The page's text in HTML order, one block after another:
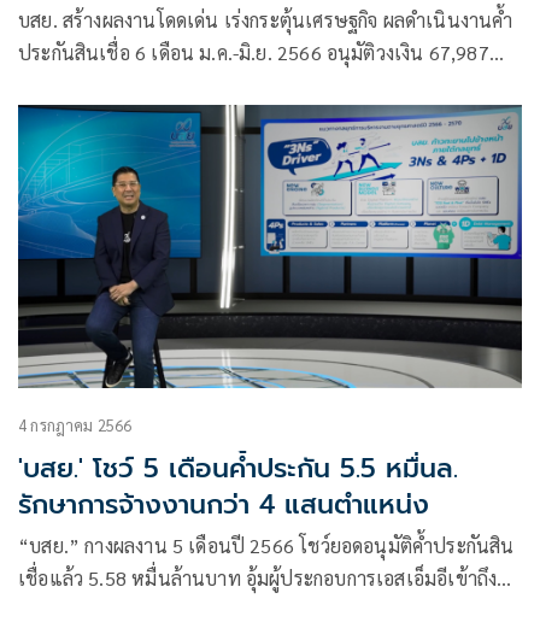
บสย. สร้างผลงานโดดเด่น เร่งกระตุ้นเศรษฐกิจ ผลดำเนินงานค้ำ
ประกันสินเชื่อ 6 เดือน ม.ค.-มิ.ย. 2566 อนุมัติวงเงิน 67,987
ประโยชน์ทางเศรษฐกิจ 280,786 ล้านบาท สร้างสินเชื่อสู่ระบบ
76,049 ล้านบาท รักษาการจ้างงานรวม 493,552 ตำแหน่ง เผย
แผนครึ่งปีหลังเดินเครื่อง 3 เร่ง “เร่งค้ำ เร่งพัฒนา เร่งยกระดับ”
ขับเคลื่อน Digital Technology เชื่อมดิจิทัลแพลตฟอร์ม สู่เป้า
หมาย SMEs Gateway
4 กรกฎาคม 2566
'บสย.' โชว์ 5 เดือนค้ำประกัน 5.5 หมื่นล.
รักษาการจ้างงานกว่า 4 แสนตำแหน่ง
“บสย.” กางผลงาน 5 เดือนปี 2566 โชว์ยอดอนุมัติค้ำประกันสิน
เชื่อแล้ว 5.58 หมื่นล้านบาท อุ้มผู้ประกอบการเอสเอ็มอีเข้าถึง